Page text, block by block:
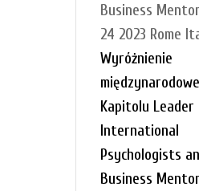
Business
24 2023 Rome
Wyróżnienie
Kapitolu Leader
International
Psychologists
Business